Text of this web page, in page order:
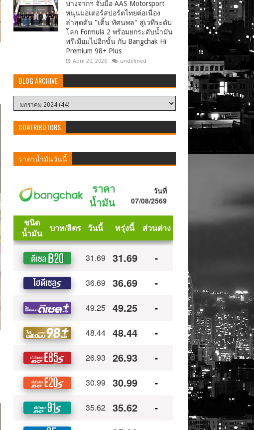
บางจากฯ จับมือ AAS Motorsport
หนุนมอเตอร์สปอร์ตไทยต่อเนื่อง
ล่าสุดดัน "เติ้น ทัศนพล" สู่เวทีระดับ
โลก Formula 2 พร้อมยกระดับน้ำมัน
พรีเมียมไปอีกขั้น กับ Bangchak Hi
Premium 98+ Plus
April 20, 2026 undefined
BLOG ARCHIVE
CONTRIBUTORS
ราคาน้ำมันวันนี้